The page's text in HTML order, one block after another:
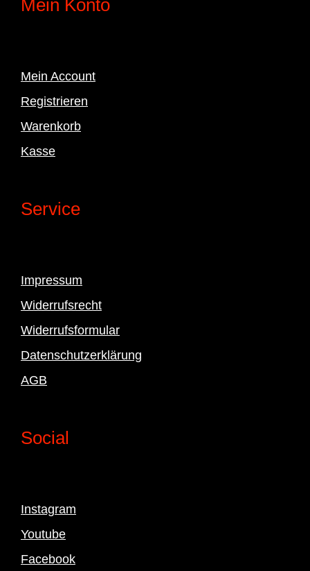
Mein Konto
Mein Account
Registrieren
Warenkorb
Kasse
Service
Impressum
Widerrufsrecht
Widerrufsformular
Datenschutzerklärung
AGB
Social
Instagram
Youtube
Facebook